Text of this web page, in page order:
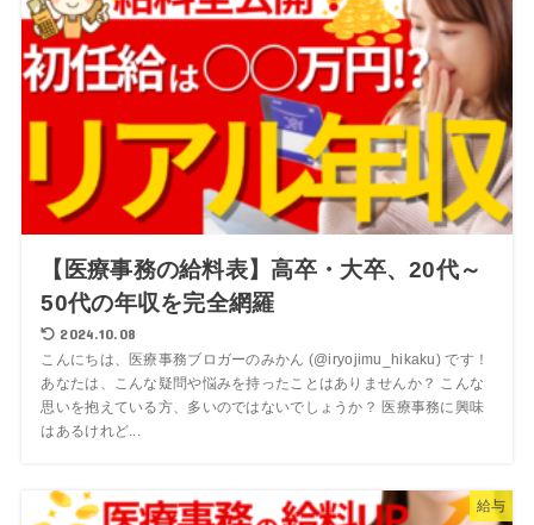
【医療事務の給料表】高卒・大卒、20代～
50代の年収を完全網羅
2024.10.08
こんにちは、医療事務ブロガーのみかん (@iryojimu_hikaku) です！
あなたは、こんな疑問や悩みを持ったことはありませんか？ こんな
思いを抱えている方、多いのではないでしょうか？ 医療事務に興味
はあるけれど...
給与